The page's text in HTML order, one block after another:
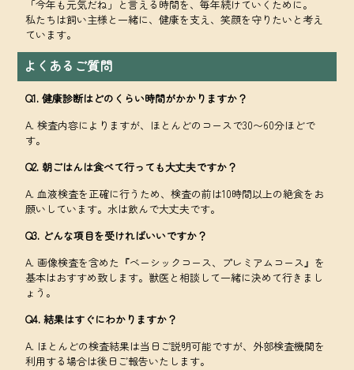
「今年も元気だね」と言える時間を、毎年続けていくために。
私たちは飼い主様と一緒に、健康を支え、笑顔を守りたいと考え
ています。
よくあるご質問
Q1. 健康診断はどのくらい時間がかかりますか？
A. 検査内容によりますが、ほとんどのコースで30〜60分ほどで
す。
Q2. 朝ごはんは食べて行っても大丈夫ですか？
A. 血液検査を正確に行うため、検査の前は10時間以上の絶食をお
願いしています。水は飲んで大丈夫です。
Q3. どんな項目を受ければいいですか？
A. 画像検査を含めた『ベーシックコース、プレミアムコース』を
基本はおすすめ致します。獣医と相談して一緒に決めて行きまし
ょう。
Q4. 結果はすぐにわかりますか？
A. ほとんどの検査結果は当日ご説明可能ですが、外部検査機関を
利用する場合は後日ご報告いたします。